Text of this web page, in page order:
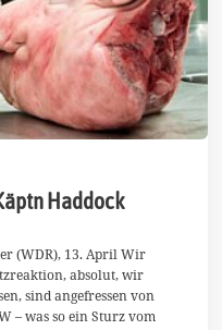
Haddock
(WDR), 13. April Wir
absolut, wir
sind angefressen von
– was so ein Sturz vom